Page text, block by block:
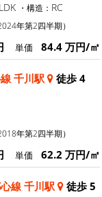
・構造： RC
年第2四半期）
単価 84.4 万円/㎡
千川駅
徒歩 4
年第2四半期）
単価 62.2 万円/㎡
線 千川駅
徒歩 5